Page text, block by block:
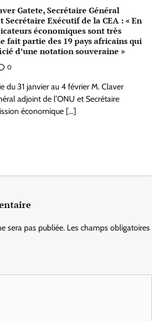
Gatete, Secrétaire Général
Secrétaire Exécutif de la CEA : « En
économiques sont très
fait partie des 19 pays africains qui
d’une notation souveraine »
0
du 31 janvier au 4 février M. Claver
adjoint de l’ONU et Secrétaire
économique […]
sera pas publiée. Les champs obligatoires